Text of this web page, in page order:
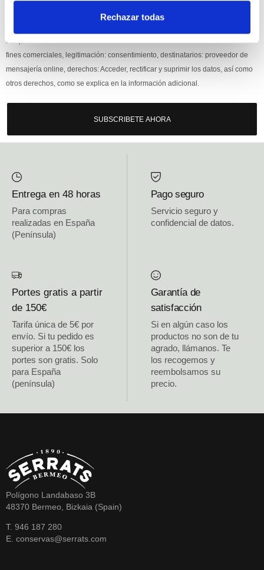
Rechazar todas
Si, he leído y acepto la política de protección de datos.
Responsable: HIJOS DE JOSÉ SERRATS S.A. Finalidad: tratamientos con
fines comerciales, legitimación: consentimiento, destinatarios: proveedor de
mensajería online, derechos: Acceder, rectificar y suprimir los datos, así como
otros derechos, como se explica en la información adicional.
SUBSCRIBETE AHORA
Entrega en 48 horas
Para compras
realizadas en España
(Península)
Pago seguro
Servicio seguro y
confidencial de datos.
Portes gratis a partir
de 150€
Tarifa única de 5€ por
envío. Si tu pedido es
superior a 150€ los
portes son gratis. Solo
para España
(península)
Garantía de
satisfacción
Si en algún caso los
productos no son de tu
agrado, llámanos. Te
los recogemos y
reembolsamos su
precio.
Polígono Landabaso 3B
48370 Bermeo, Bizkaia (Spain)
T. 946 187 280
E. conservas@serrats.com